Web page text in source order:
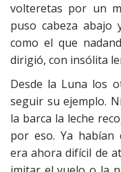
volteretas por un
puso cabeza
como el que
dirigió, con insólita
Desde la Luna los
seguir su ejemplo.
la barca la leche
por eso. Ya habían
era ahora difícil de